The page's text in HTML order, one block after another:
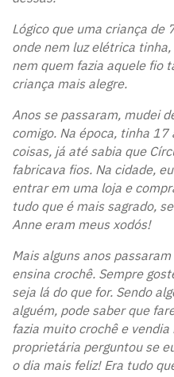
Lógico que uma criança de
onde nem luz elétrica
nem quem fazia aquele fio
criança mais alegre.
Anos se passaram, mudei
comigo. Na época, tinha
coisas, já até sabia que
fabricava fios. Na cidade,
entrar em uma loja e
tudo que é mais sagrado,
Anne eram meus xodós!
Mais alguns anos
ensina crochê. Sempre
seja lá do que for. Sendo
alguém, pode saber que
fazia muito crochê e
proprietária perguntou se
o dia mais feliz! Era tudo